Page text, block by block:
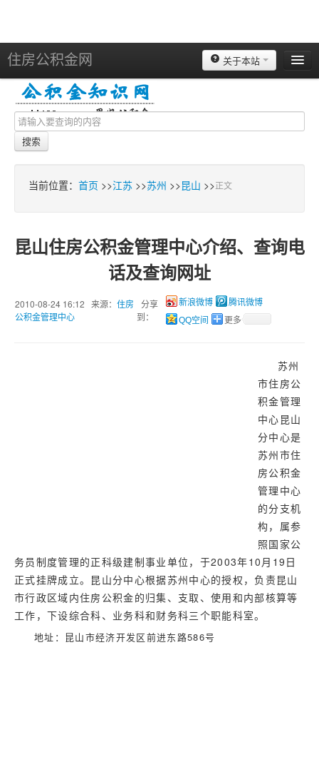
住房公积金网 关于本站
北京
上海
天津
苏州
深圳
宁波
济南
搜索
当前位置： 首页 >>江苏 >>苏州 >>昆山 >>正文
昆山住房公积金管理中心介绍、查询电
话及查询网址
2010-08-24 16:12 来源： 住房
公积金管理中心
分享
到：
新浪微博
腾讯微博
QQ空间
更多
苏州
市住房公
积金管理
中心昆山
分中心是
苏州市住
房公积金
管理中心
的分支机
构，属参
照国家公
务员制度管理的正科级建制事业单位，于2003年10月19日
正式挂牌成立。昆山分中心根据苏州中心的授权，负责昆山
市行政区域内住房公积金的归集、支取、使用和内部核算等
工作，下设综合科、业务科和财务科三个职能科室。
地址：昆山市经济开发区前进东路586号